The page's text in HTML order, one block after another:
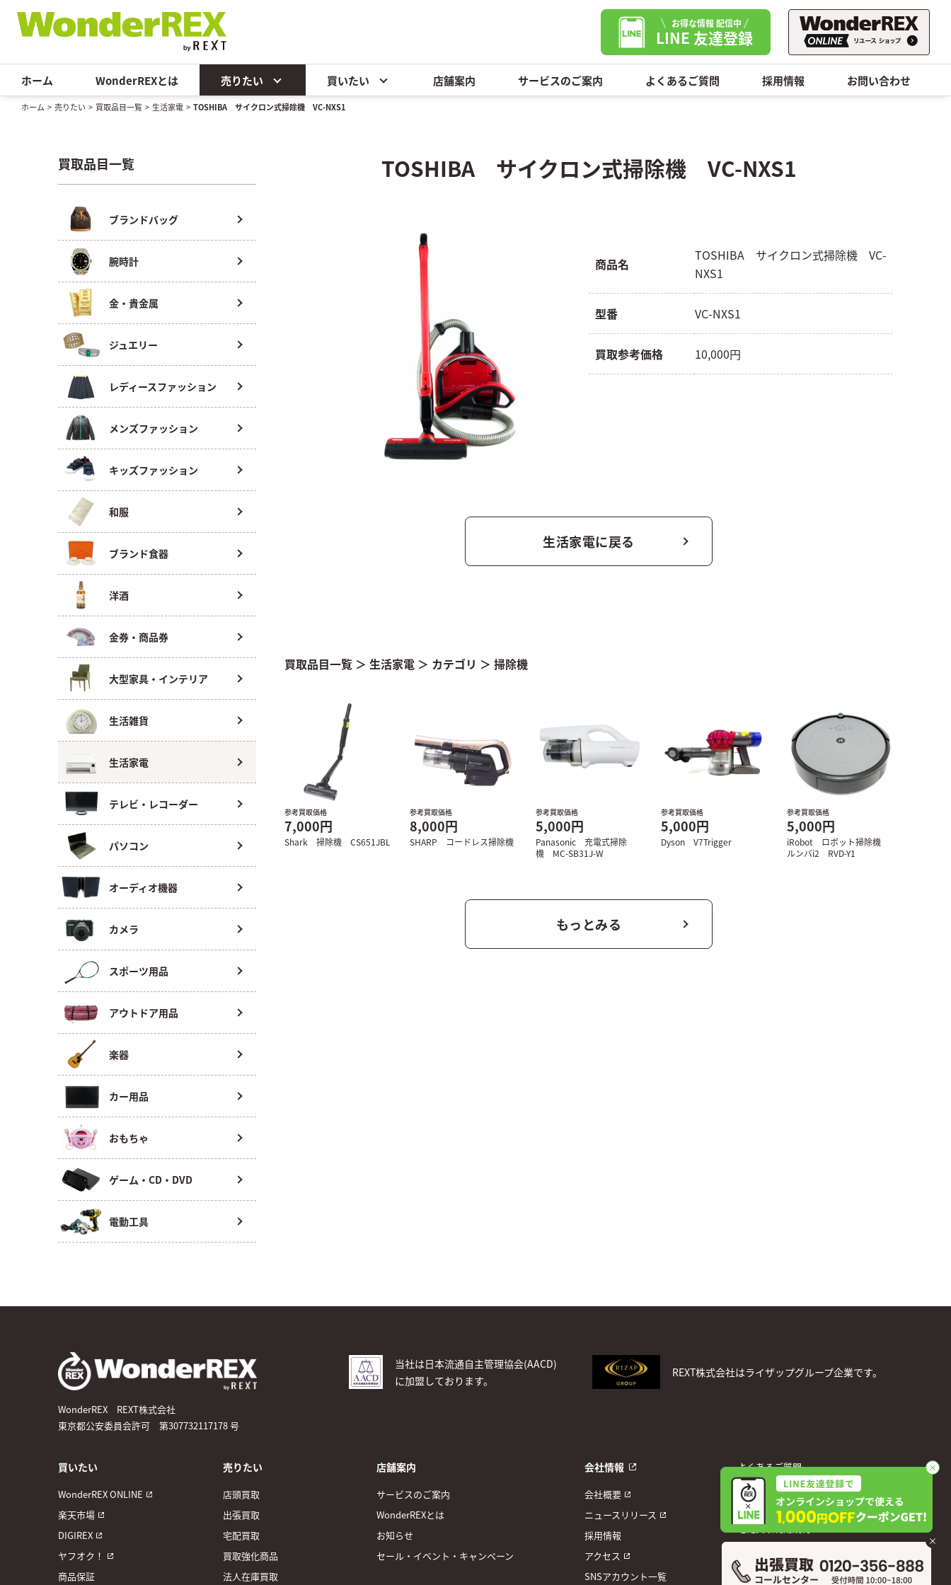
お得な情報 配信中
LINE 友達登録
ホーム WonderREXとは 売りたい 買いたい 店舗案内 サービスのご案内 よくあるご質問 採用情報 お問い合わせ
ホーム > 売りたい > 買取品目一覧 > 生活家電 > TOSHIBA サイクロン式掃除機 VC-NXS1
買取品目一覧
ブランドバッグ
腕時計
金・貴金属
ジュエリー
レディースファッション
メンズファッション
キッズファッション
和服
ブランド食器
洋酒
金券・商品券
大型家具・インテリア
生活雑貨
生活家電
テレビ・レコーダー
パソコン
オーディオ機器
カメラ
スポーツ用品
アウトドア用品
楽器
カー用品
おもちゃ
ゲーム・CD・DVD
電動工具
TOSHIBA サイクロン式掃除機 VC-NXS1
商品名
TOSHIBA サイクロン式掃除機 VC-
NXS1
型番 VC-NXS1
買取参考価格 10,000円
生活家電に戻る
買取品目一覧 ＞ 生活家電 ＞ カテゴリ ＞ 掃除機
参考買取価格
7,000円
Shark 掃除機 CS651JBL
参考買取価格
8,000円
SHARP コードレス掃除機
参考買取価格
5,000円
Panasonic 充電式掃除
機 MC-SB31J-W
参考買取価格
5,000円
Dyson V7Trigger
参考買取価格
5,000円
iRobot ロボット掃除機
ルンバi2 RVD-Y1
もっとみる
WonderREX REXT株式会社
東京都公安委員会許可 第307732117178 号
当社は日本流通自主管理協会(AACD)
に加盟しております。
REXT株式会社はライザップグループ企業です。
買いたい
WonderREX ONLINE
楽天市場
DIGIREX
ヤフオク！
商品保証
売りたい
店頭買取
出張買取
宅配買取
買取強化商品
法人在庫買取
店舗案内
サービスのご案内
WonderREXとは
お知らせ
セール・イベント・キャンペーン
会社情報
会社概要
ニュースリリース
採用情報
アクセス
SNSアカウント一覧
よくあるご質問
お問い合わせ
個人情報保護方針
宅配買取利用規約